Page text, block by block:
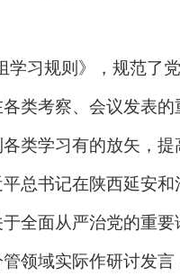
习规则》，规范了
类考察、会议发表的
类学习有的放矢，
总书记在陕西延安
全面从严治党的重
领域实际作研讨发言